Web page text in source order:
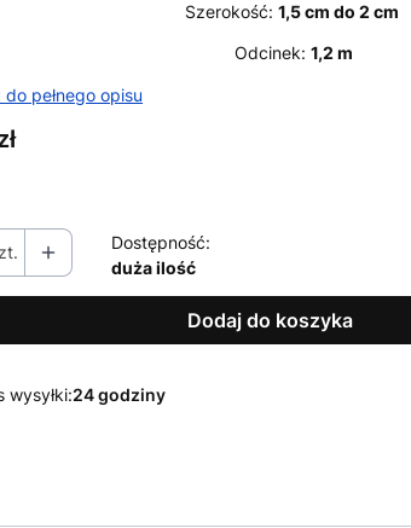
Szerokość: 1,5 cm do 2 cm
Odcinek: 1,2 m
pełnego opisu
Dostępność:
duża ilość
Dodaj do koszyka
wysyłki:24 godziny